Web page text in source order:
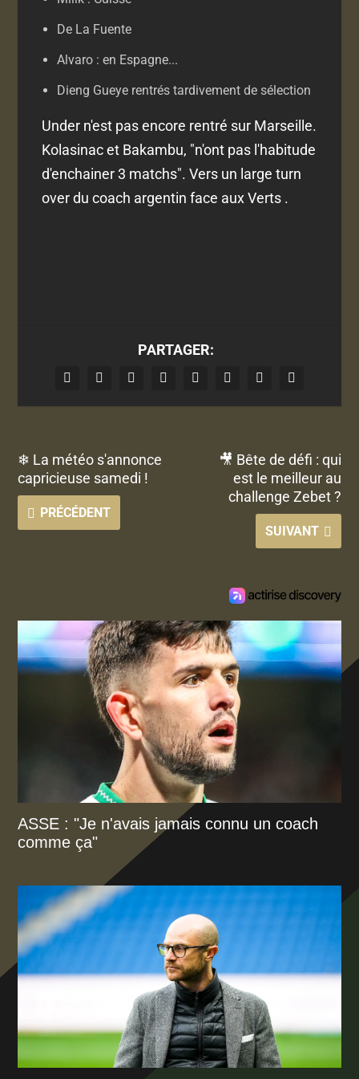
De La Fuente
Alvaro : en Espagne...
Dieng Gueye rentrés tardivement de sélection
Under n'est pas encore rentré sur Marseille.
Kolasinac et Bakambu, "n'ont pas l'habitude
d'enchainer 3 matchs". Vers un large turn
over du coach argentin face aux Verts .
PARTAGER:
❄ La météo s'annonce
capricieuse samedi !
PRÉCÉDENT
🎥 Bête de défi : qui
est le meilleur au
challenge Zebet ?
SUIVANT
ASSE : "Je n'avais jamais connu un coach
comme ça"